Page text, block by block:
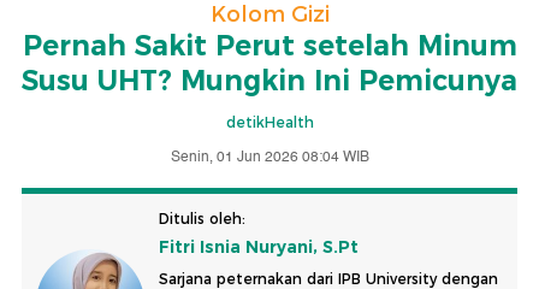
Kolom Gizi
Pernah Sakit Perut setelah Minum
Susu UHT? Mungkin Ini Pemicunya
detikHealth
Senin, 01 Jun 2026 08:04 WIB
Ditulis oleh:
Fitri Isnia Nuryani, S.Pt
Sarjana peternakan dari IPB University dengan